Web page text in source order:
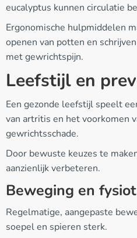
eucalyptus kunnen circulatie
Ergonomische hulpmiddelen
openen van potten en
met gewrichtspijn.
Leefstijl en
Een gezonde leefstijl speelt
van artritis en het voorkomen
gewrichtsschade.
Door bewuste keuzes te
aanzienlijk verbeteren.
Beweging en
Regelmatige, aangepaste
soepel en spieren sterk.